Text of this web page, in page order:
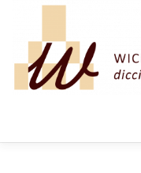
Saltar al contenido